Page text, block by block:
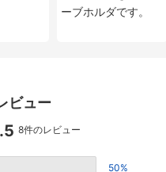
ーブホルダです。
ビュー
4.5
8件のレビュー
50%